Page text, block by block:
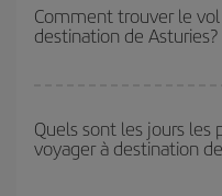
Comment trouver le
destination de Asturies?
bas en évitant les hautes
restant flexible sur les dates
Quels sont les jours
voyager à destination